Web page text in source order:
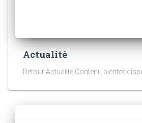
Actualité
Retour Actualité Contenu bientot